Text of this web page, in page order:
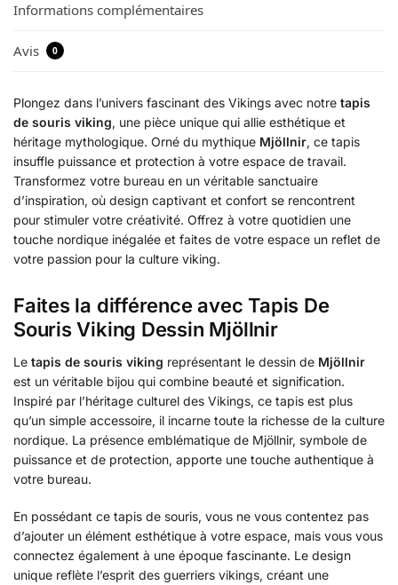
Informations complémentaires
Avis 0
Plongez dans l’univers fascinant des Vikings avec notre tapis
de souris viking, une pièce unique qui allie esthétique et
héritage mythologique. Orné du mythique Mjöllnir, ce tapis
insuffle puissance et protection à votre espace de travail.
Transformez votre bureau en un véritable sanctuaire
d’inspiration, où design captivant et confort se rencontrent
pour stimuler votre créativité. Offrez à votre quotidien une
touche nordique inégalée et faites de votre espace un reflet de
votre passion pour la culture viking.
Faites la différence avec Tapis De
Souris Viking Dessin Mjöllnir
Le tapis de souris viking représentant le dessin de Mjöllnir
est un véritable bijou qui combine beauté et signification.
Inspiré par l’héritage culturel des Vikings, ce tapis est plus
qu’un simple accessoire, il incarne toute la richesse de la culture
nordique. La présence emblématique de Mjöllnir, symbole de
puissance et de protection, apporte une touche authentique à
votre bureau.
En possédant ce tapis de souris, vous ne vous contentez pas
d’ajouter un élément esthétique à votre espace, mais vous vous
connectez également à une époque fascinante. Le design
unique reflète l’esprit des guerriers vikings, créant une